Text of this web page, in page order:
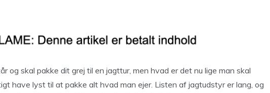
og skal pakke dit grej til en jagttur, men hvad er det nu lige man skal
have lyst til at pakke alt hvad man ejer. Listen af jagtudstyr er lang, og